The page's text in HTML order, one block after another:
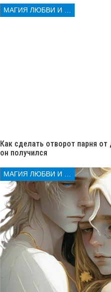
Как сделать отворот парня
он получился
МАГИЯ ЛЮБВИ И КОЛДОВСТВА